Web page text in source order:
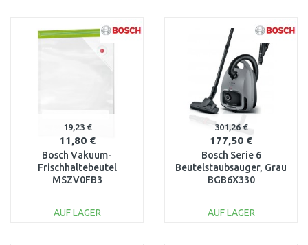
Vergleichen Vergleichen
19,23 €
11,80 €
Bosch Vakuum-
Frischhaltebeutel
MSZV0FB3
AUF LAGER
301,26 €
177,50 €
Bosch Serie 6
Beutelstaubsauger, Grau
BGB6X330
AUF LAGER